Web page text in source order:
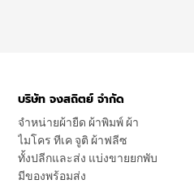
บริษัท จงสถิตย์ จำกัด
จำหน่ายผ้ายืด ผ้าพิมพ์ ผ้า
ไมโคร ทีเค จูติ ผ้าฟลีซ
ทั้งปลีกและส่ง แบ่งขายยกพับ
มีของพร้อมส่ง